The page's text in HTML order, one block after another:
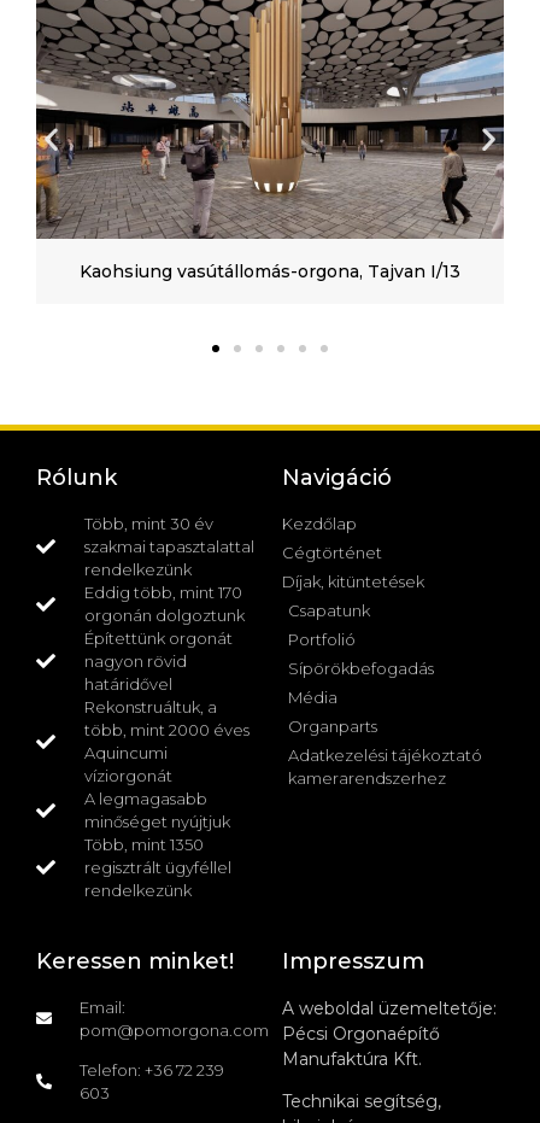
Kaohsiung vasútállomás-orgona, Tajvan I/13
Rólunk
Több, mint 30 év
szakmai tapasztalattal
rendelkezünk
Eddig több, mint 170
orgonán dolgoztunk
Építettünk orgonát
nagyon rövid
határidővel
Rekonstruáltuk, a
több, mint 2000 éves
Aquincumi
víziorgonát
A legmagasabb
minőséget nyújtjuk
Több, mint 1350
regisztrált ügyféllel
rendelkezünk
Navigáció
Kezdőlap
Cégtörténet
Díjak, kitüntetések
Csapatunk
Portfolió
Sípörökbefogadás
Média
Organparts
Adatkezelési tájékoztató
kamerarendszerhez
Keressen minket!
Email:
pom@pomorgona.com
Telefon: +36 72 239
603
Impresszum
A weboldal üzemeltetője:
Pécsi Orgonaépítő
Manufaktúra Kft.
Technikai segítség,